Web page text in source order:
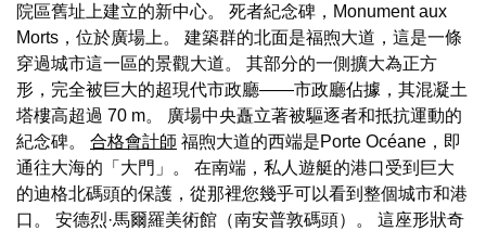
院區舊址上建立的新中心。 死者紀念碑，Monument aux
Morts，位於廣場上。 建築群的北面是福煦大道，這是一條
穿過城市這一區的景觀大道。 其部分的一側擴大為正方
形，完全被巨大的超現代市政廳——市政廳佔據，其混凝土
塔樓高超過 70 m。 廣場中央矗立著被驅逐者和抵抗運動的
紀念碑。 合格會計師 福煦大道的西端是Porte Océane，即
通往大海的「大門」。 在南端，私人遊艇的港口受到巨大
的迪格北碼頭的保護，從那裡您幾乎可以看到整個城市和港
口。 安德烈·馬爾羅美術館（南安普敦碼頭）。 這座形狀奇